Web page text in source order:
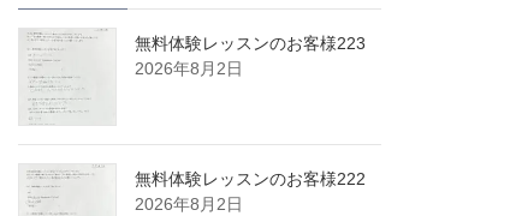
無料体験レッスンのお客様223
2026年8月2日
無料体験レッスンのお客様222
2026年8月2日